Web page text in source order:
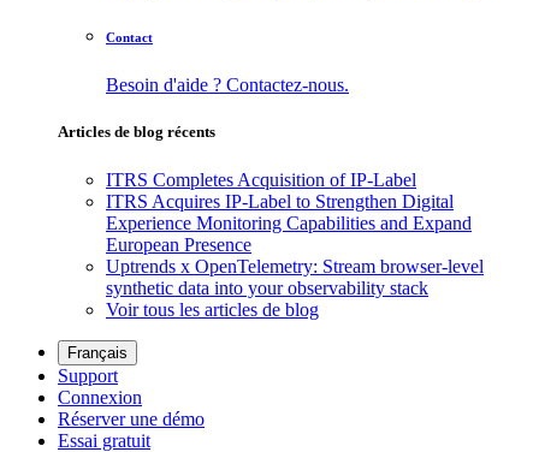
Contact
Besoin d'aide ? Contactez-nous.
Articles de blog récents
ITRS Completes Acquisition of IP-Label
ITRS Acquires IP-Label to Strengthen Digital
Experience Monitoring Capabilities and Expand
European Presence
Uptrends x OpenTelemetry: Stream browser-level
synthetic data into your observability stack
Voir tous les articles de blog
Français
Support
Connexion
Réserver une démo
Essai gratuit